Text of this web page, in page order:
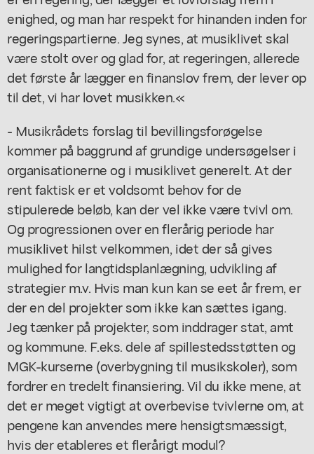
enighed, og man har respekt for hinanden inden for
regeringspartierne. Jeg synes, at musiklivet skal
være stolt over og glad for, at regeringen, allerede
det første år lægger en finanslov frem, der lever op
til det, vi har lovet musikken.«
- Musikrådets forslag til bevillingsforøgelse
kommer på baggrund af grundige undersøgelser i
organisationerne og i musiklivet generelt. At der
rent faktisk er et voldsomt behov for de
stipulerede beløb, kan der vel ikke være tvivl om.
Og progressionen over en flerårig periode har
musiklivet hilst velkommen, idet der så gives
mulighed for langtidsplanlægning, udvikling af
strategier m.v. Hvis man kun kan se eet år frem, er
der en del projekter som ikke kan sættes igang.
Jeg tænker på projekter, som inddrager stat, amt
og kommune. F.eks. dele af spillestedsstøtten og
MGK-kurserne (overbygning til musikskoler), som
fordrer en tredelt finansiering. Vil du ikke mene, at
det er meget vigtigt at overbevise tvivlerne om, at
pengene kan anvendes mere hensigtsmæssigt,
hvis der etableres et flerårigt modul?